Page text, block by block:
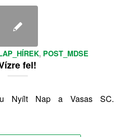
, POST_MDSE
fel!
Nyílt Nap a Vasas SC.